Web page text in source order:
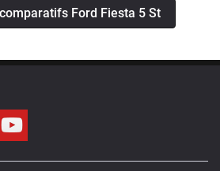
Ford Fiesta 5 St